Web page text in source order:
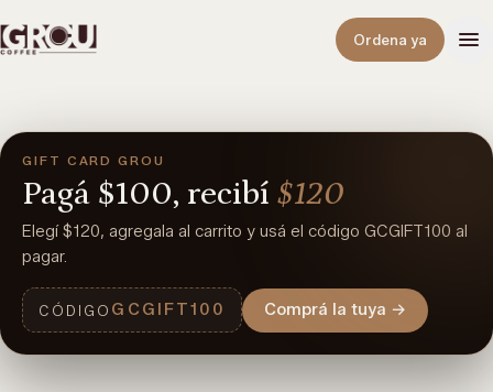
Ordena ya
GIFT CARD GROU
Pagá $100, recibí $120
Elegí $120, agregala al carrito y usá el código GCGIFT100 al
pagar.
CÓDIGO GCGIFT100 Comprá la tuya →